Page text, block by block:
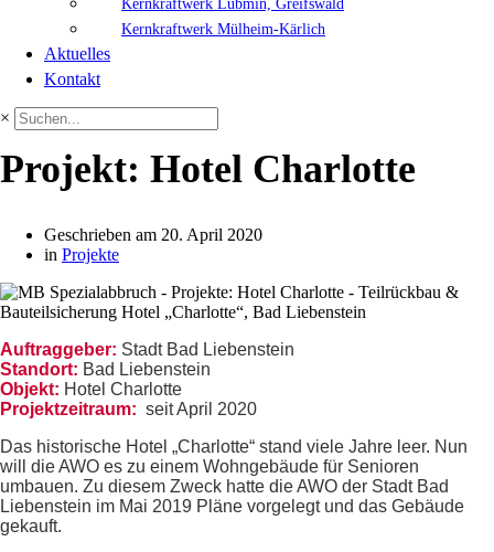
Kernkraftwerk Lubmin, Greifswald
Kernkraftwerk Mülheim-Kärlich
Aktuelles
Kontakt
×
Projekt: Hotel Charlotte
Geschrieben am 20. April 2020
in Projekte
Auftraggeber: Stadt Bad Liebenstein
Standort: Bad Liebenstein
Objekt: Hotel Charlotte
Projektzeitraum: seit April 2020
Das historische Hotel „Charlotte“ stand viele Jahre leer. Nun
will die AWO es zu einem Wohngebäude für Senioren
umbauen. Zu diesem Zweck hatte die AWO der Stadt Bad
Liebenstein im Mai 2019 Pläne vorgelegt und das Gebäude
gekauft.